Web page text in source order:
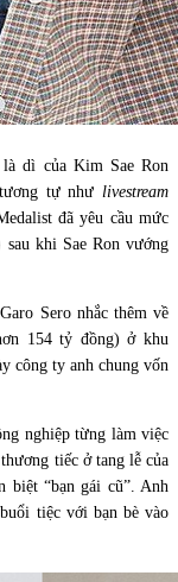
dì của Kim Sae Ron
tự như livestream
đã yêu cầu mức
khi Sae Ron vướng
Sero nhắc thêm về
154 tỷ đồng) ở khu
công ty anh chung vốn
nghiệp từng làm việc
tiếc ở tang lễ của
“bạn gái cũ”. Anh
tiệc với bạn bè vào